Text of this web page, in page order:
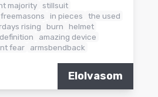
majority stillsuit
in pieces
the used
rising burn
helmet
amazing device
fear armsbendback
Elolvasom